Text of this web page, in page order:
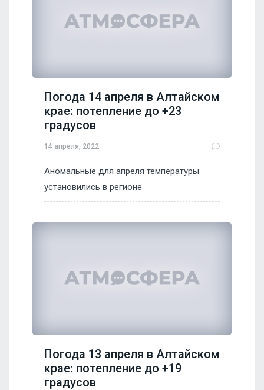
Погода 14 апреля в Алтайском
крае: потепление до +23
градусов
14 апреля, 2022
Аномальные для апреля температуры
установились в регионе
Погода 13 апреля в Алтайском
крае: потепление до +19
градусов